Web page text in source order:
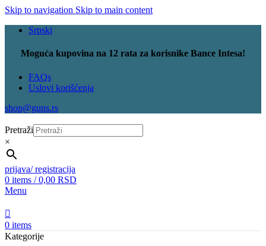
Skip to navigation Skip to main content
Srpski
Moguća kupovina na 12 rata za korisnike Bance Intesa!
FAQs
Uslovi korišćenja
shop@guns.rs
Pretraži
×
prijava/ registracija
0 items / 0,00 RSD
Menu
0 items
Kategorije